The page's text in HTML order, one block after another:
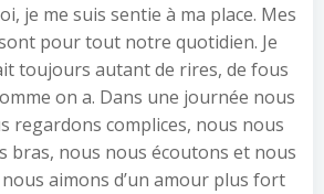
je me suis sentie à ma place. Mes
pour tout notre quotidien. Je
toujours autant de rires, de fous
on a. Dans une journée nous
regardons complices, nous nous
bras, nous nous écoutons et nous
aimons d’un amour plus fort